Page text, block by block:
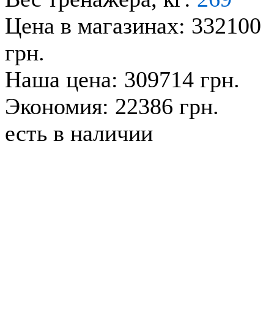
Цена в магазинах: 332100
грн.
Наша цена: 309714 грн.
Экономия: 22386 грн.
есть в наличии